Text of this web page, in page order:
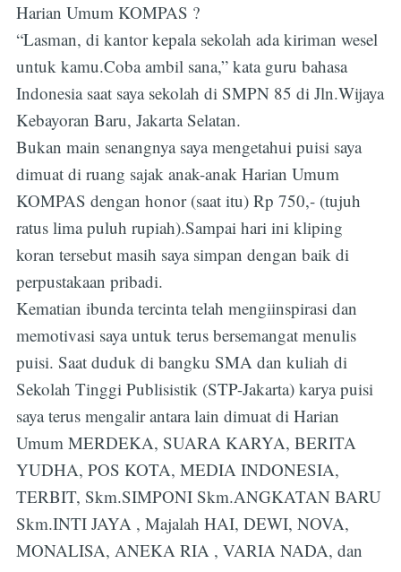
Harian Umum KOMPAS ?
“Lasman, di kantor kepala sekolah ada kiriman wesel
untuk kamu.Coba ambil sana,” kata guru bahasa
Indonesia saat saya sekolah di SMPN 85 di Jln.Wijaya
Kebayoran Baru, Jakarta Selatan.
Bukan main senangnya saya mengetahui puisi saya
dimuat di ruang sajak anak-anak Harian Umum
KOMPAS dengan honor (saat itu) Rp 750,- (tujuh
ratus lima puluh rupiah).Sampai hari ini kliping
koran tersebut masih saya simpan dengan baik di
perpustakaan pribadi.
Kematian ibunda tercinta telah mengiinspirasi dan
memotivasi saya untuk terus bersemangat menulis
puisi. Saat duduk di bangku SMA dan kuliah di
Sekolah Tinggi Publisistik (STP-Jakarta) karya puisi
saya terus mengalir antara lain dimuat di Harian
Umum MERDEKA, SUARA KARYA, BERITA
YUDHA, POS KOTA, MEDIA INDONESIA,
TERBIT, Skm.SIMPONI Skm.ANGKATAN BARU
Skm.INTI JAYA , Majalah HAI, DEWI, NOVA,
MONALISA, ANEKA RIA , VARIA NADA, dan